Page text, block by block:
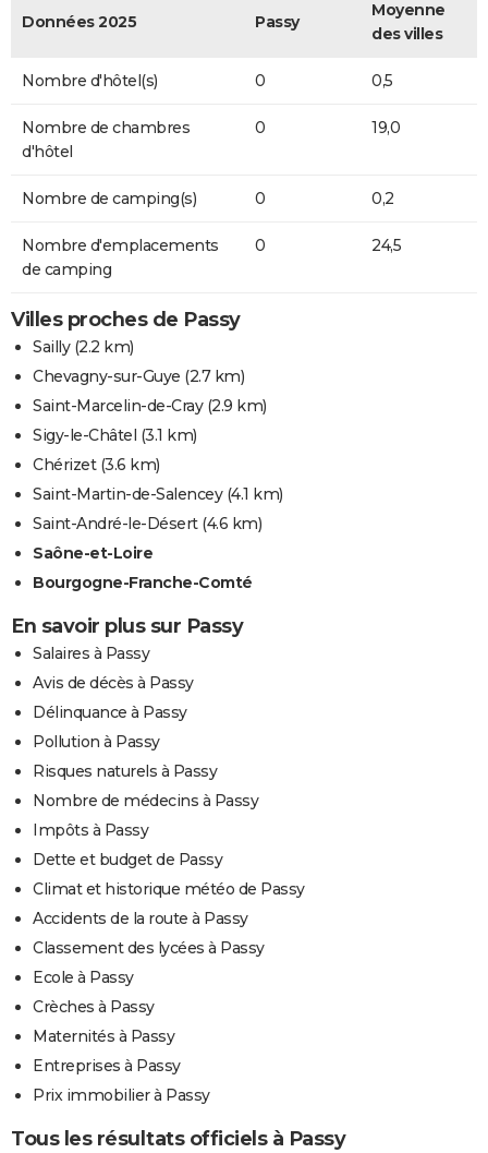
Données 2025 Passy
Moyenne
des villes
Nombre d'hôtel(s) 0 0,5
Nombre de chambres
d'hôtel
0 19,0
Nombre de camping(s) 0 0,2
Nombre d'emplacements
de camping
0 24,5
Villes proches de Passy
Sailly(2.2 km)
Chevagny-sur-Guye (2.7 km)
Saint-Marcelin-de-Cray(2.9 km)
Sigy-le-Châtel (3.1 km)
Chérizet(3.6 km)
Saint-Martin-de-Salencey(4.1 km)
Saint-André-le-Désert(4.6 km)
Saône-et-Loire
Bourgogne-Franche-Comté
En savoir plus sur Passy
Salaires à Passy
Avis de décès à Passy
Délinquance à Passy
Pollution à Passy
Risques naturels à Passy
Nombre de médecins à Passy
Impôts à Passy
Dette et budget de Passy
Climat et historique météo de Passy
Accidents de la route à Passy
Classement des lycées à Passy
Ecole à Passy
Crèches à Passy
Maternités à Passy
Entreprises à Passy
Prix immobilier à Passy
Tous les résultats officiels à Passy